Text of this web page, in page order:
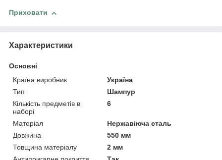
Приховати
Характеристики
Основні
Країна виробник
Україна
Тип
Шампур
Кількість предметів в
наборі
6
Матеріал
Нержавіюча сталь
Довжина
550 мм
Товщина матеріалу
2 мм